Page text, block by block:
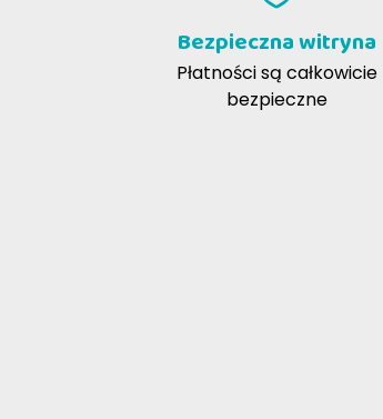
Bezpieczna witryna
Płatności są całkowicie
bezpieczne